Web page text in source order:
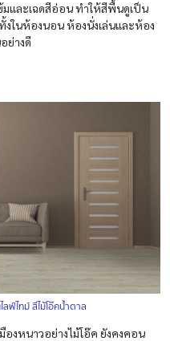
และเฉดสีอ่อน ทำให้สีพื้นดูเป็น
งในห้องนอน ห้องนั่งเล่นและห้อง
ย่างดี
ลฟ์ไทม์ สีไม้โอ๊คน้ำตาล
องหนาวอย่างไม้โอ๊ค ยังคงคอน